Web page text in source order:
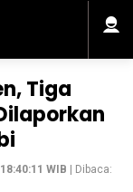
Tiga
WIB | Dibaca: